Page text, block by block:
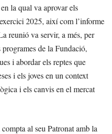
la qual va aprovar els
2025, així com l’informe
reunió va servir, a més, per
de la Fundació,
i abordar els reptes que
i els joves en un context
i els canvis en el mercat
al seu Patronat amb la